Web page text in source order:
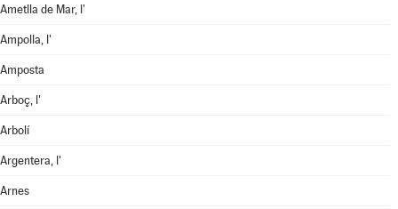
Ametlla de Mar, l'
Ampolla, l'
Amposta
Arboç, l'
Arbolí
Argentera, l'
Arnes